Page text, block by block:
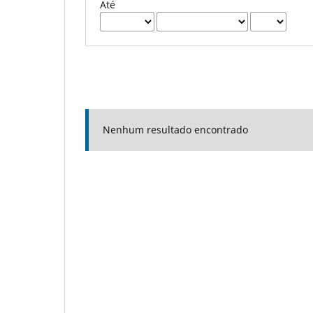
Até
Nenhum resultado encontrado